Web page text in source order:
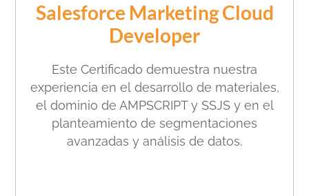
Salesforce Marketing Cloud
Developer
Este Certificado demuestra nuestra
experiencia en el desarrollo de materiales,
el dominio de AMPSCRIPT y SSJS y en el
planteamiento de segmentaciones
avanzadas y análisis de datos.